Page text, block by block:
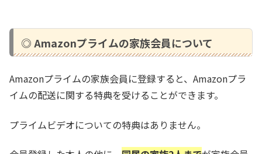
◎ Amazonプライムの家族会員について
Amazonプライムの家族会員に登録すると、Amazonプラ
イムの配送に関する特典を受けることができます。
プライムビデオについての特典はありません。